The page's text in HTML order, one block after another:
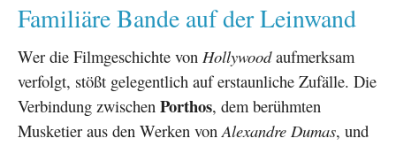
Familiäre Bande auf der Leinwand
Wer die Filmgeschichte von Hollywoodaufmerksam
verfolgt, stößt gelegentlich auf erstaunliche Zufälle. Die
Verbindung zwischen Porthos, dem berühmten
Musketier aus den Werken vonAlexandre Dumas, und